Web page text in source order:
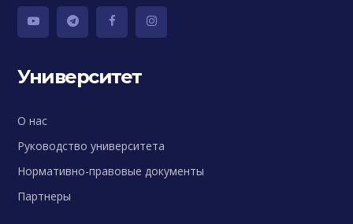
Университет
О нас
Руководство университета
Нормативно-правовые документы
Партнеры